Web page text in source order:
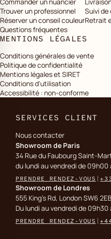
Trouver un professionnel
Réserver un conseil couleur
Questions fréquentes
Suivi
Retrait
MENTIONS LÉGALES
Conditions générales de vente
Politique de confidentialité
Mentions légales et SIRET
Conditions d'utilisation
Accessibilité : non-conforme
SERVICES CLIENT
Nous contacter
Showroom de Paris
34 Rue du Faubourg Saint-
du lundi au vendredi de 09h00
PRENDRE RENDEZ-VOUS
Showroom de Londres
555 King's Rd, London SW6
Du lundi au vendredi de 09h30
PRENDRE RENDEZ-VOUS